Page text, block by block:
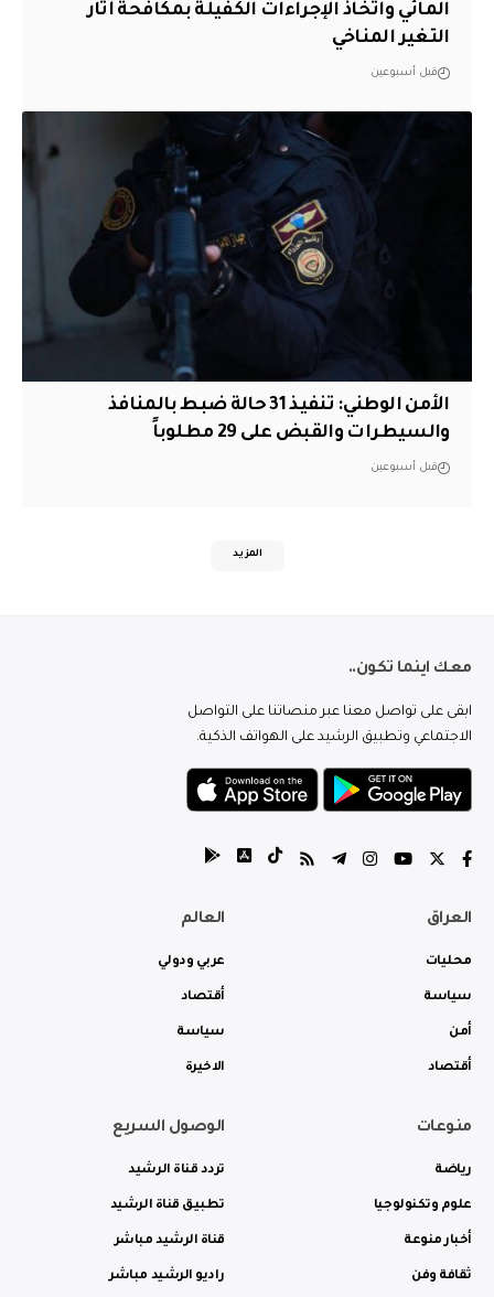
المائي واتخاذ الإجراءات الكفيلة بمكافحة آثار
التغير المناخي
قبل أسبوعين
الأمن الوطني: تنفيذ 31 حالة ضبط بالمنافذ
والسيطرات والقبض على 29 مطلوباً
قبل أسبوعين
المزيد
معك اينما تكون..
ابقى على تواصل معنا عبر منصاتنا على التواصل
الاجتماعي وتطبيق الرشيد على الهواتف الذكية.
العراق
محليات
سياسة
أمن
أقتصاد
العالم
عربي ودولي
أقتصاد
سياسة
الاخيرة
منوعات
رياضة
علوم وتكنولوجيا
أخبار منوعة
ثقافة وفن
الوصول السريع
تردد قناة الرشيد
تطبيق قناة الرشيد
قناة الرشيد مباشر
راديو الرشيد مباشر